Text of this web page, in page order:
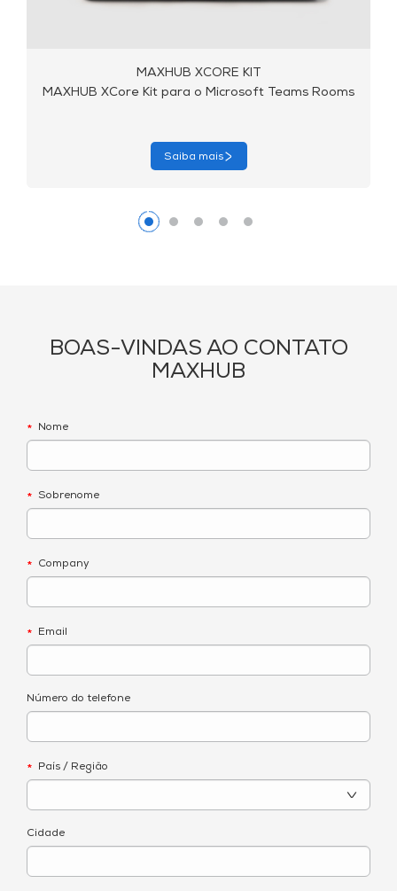
MAXHUB XCORE KIT PRO
MAXHUB XCore Kit Pro para o Microsoft Teams
Saiba mais
BOAS-VINDAS AO CONTATO
MAXHUB
* Nome
* Sobrenome
* Company
* Email
Número do telefone
* País / Região
Cidade